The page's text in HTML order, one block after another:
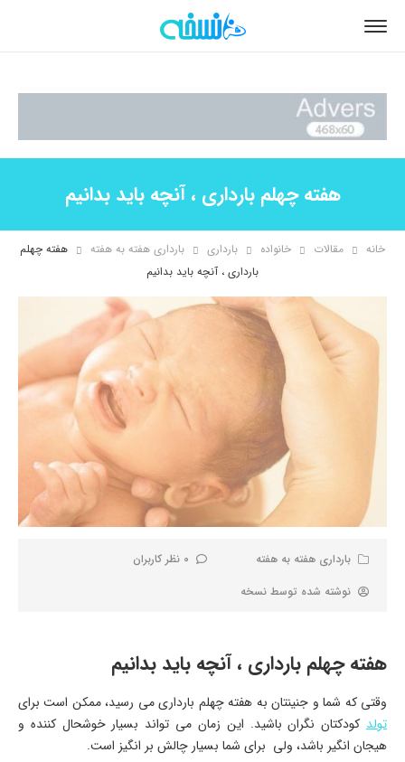
هفته چهلم بارداری ، آنچه باید بدانیم
خانه مقالات خانواده بارداری بارداری هفته به هفته
هفته چهلم
بارداری ، آنچه باید بدانیم
بارداری هفته به هفته
0 نظر کاربران
نوشته شده توسط نسخه
هفته چهلم بارداری ، آنچه باید بدانیم
وقتی که شما و جنینتان به هفته چهلم بارداری می رسید، ممکن است برای
تولد کودکتان نگران باشید. این زمان می تواند بسیار خوشحال کننده و
هیجان انگیر باشد، ولی برای شما بسیار چالش بر انگیز است.